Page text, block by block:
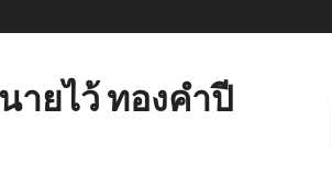
ายไว้ ทองคำปี